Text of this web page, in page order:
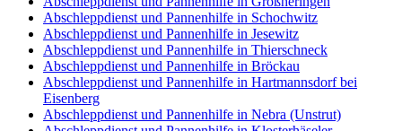
Abschleppdienst und Pannenhilfe in Schochwitz
Abschleppdienst und Pannenhilfe in Jesewitz
Abschleppdienst und Pannenhilfe in Thierschneck
Abschleppdienst und Pannenhilfe in Bröckau
Abschleppdienst und Pannenhilfe in Hartmannsdorf bei
Eisenberg
Abschleppdienst und Pannenhilfe in Nebra (Unstrut)